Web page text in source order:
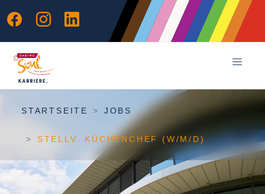
STARTSEITE JOBS
STELLV. KÜCHENCHEF (W/M/D)